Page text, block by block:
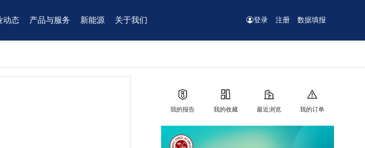
动态 产品与服务 新能源 关于我们 登录 注册 数据填报
我的报告 我的收藏 最近浏览 我的订单